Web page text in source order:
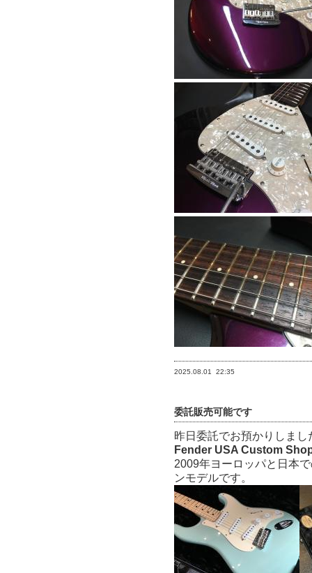
2025.08.01 22:35
委託販売可能です
昨日委託でお預かりしまし
Fender USA Custom
2009年ヨーロッパと日本
ンモデルです。